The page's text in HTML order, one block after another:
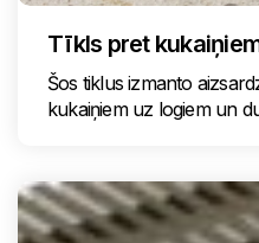
Tīkls pret
Šos tiklus izmanto
kukaiņiem uz logiem un